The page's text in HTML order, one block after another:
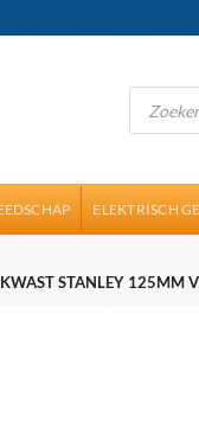
Producten
zoeken
ELEKTRISCH
STANLEY 125MM